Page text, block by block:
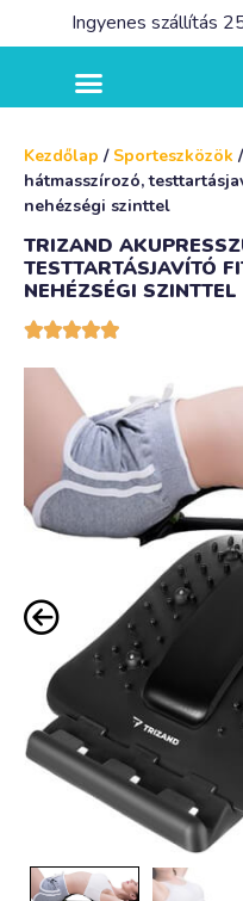
Ingyenes szállítás
Kezdőlap / Sporteszközök
hátmasszírozó,
nehézségi szinttel
TRIZAND
TESTTARTÁSJAVÍTÓ
NEHÉZSÉGI SZINTTEL
